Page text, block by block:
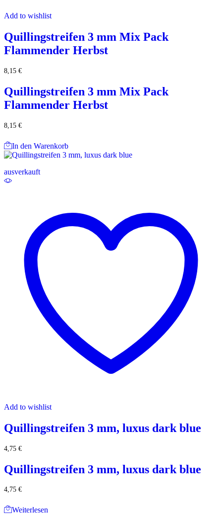
Add to wishlist
Quillingstreifen 3 mm Mix Pack
Flammender Herbst
8,15 €
Quillingstreifen 3 mm Mix Pack
Flammender Herbst
8,15 €
In den Warenkorb
ausverkauft
Add to wishlist
Quillingstreifen 3 mm, luxus dark blue
4,75 €
Quillingstreifen 3 mm, luxus dark blue
4,75 €
Weiterlesen